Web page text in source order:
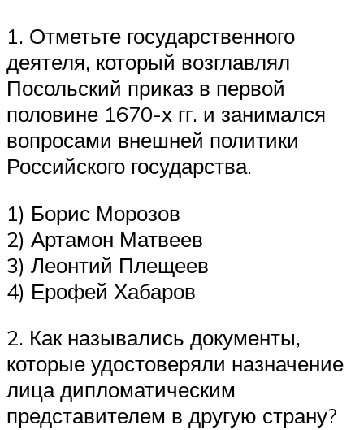
1. Отметьте государственного
деятеля, который возглавлял
Посольский приказ в первой
половине 1670-х гг. и занимал­ся
вопросами внешней политики
Российского государства.
1) Борис Морозов
2) Артамон Матвеев
3) Леонтий Плещеев
4) Ерофей Хабаров
2. Как назывались документы,
которые удостоверяли назначение
лица дипломатическим
представителем в другую страну?